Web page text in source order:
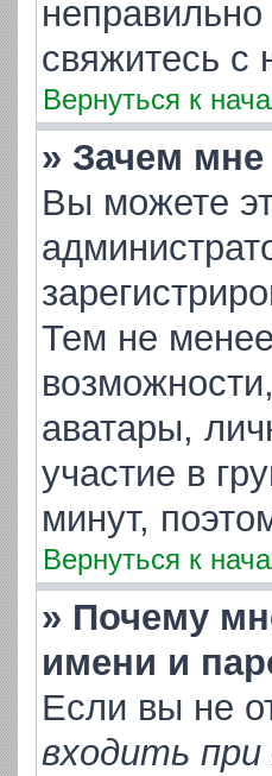
свяжитесь с
Вернуться к
» Зачем
Вы можете
Тем не
аватары,
участие в
минут,
Вернуться к
» Почему
имени и
Если вы не
входить